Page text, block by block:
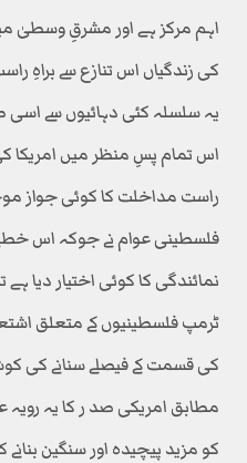
اہم مرکز ہے اور مشرقِ وسطیٰ
کی زندگیاں اس تنازع سے براہِ
یہ سلسلہ کئی دہائیوں سے اسی
اس تمام پسِ منظر میں امریکا
راست مداخلت کا کوئی جواز
فلسطینی عوام نے جوکہ اس
نمائندگی کا کوئی اختیار دیا
ٹرمپ فلسطینیوں کے متعلق
کی قسمت کے فیصلے سنانے کی
مطابق امریکی صد ر کا یہ
کو مزید پیچیدہ اور سنگین